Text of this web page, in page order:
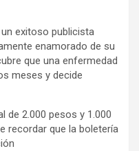
exitoso publicista
enamorado de su
que una enfermedad
meses y decide
de 2.000 pesos y 1.000
recordar que la boletería